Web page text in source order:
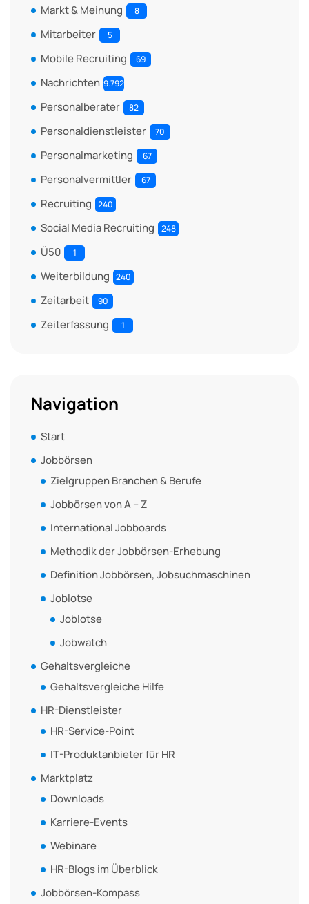
Markt & Meinung 8
Mitarbeiter 5
Mobile Recruiting 69
Nachrichten 9.792
Personalberater 82
Personaldienstleister 70
Personalmarketing 67
Personalvermittler 67
Recruiting 240
Social Media Recruiting 248
Ü50 1
Weiterbildung 240
Zeitarbeit 90
Zeiterfassung 1
Navigation
Start
Jobbörsen
Zielgruppen Branchen & Berufe
Jobbörsen von A – Z
International Jobboards
Methodik der Jobbörsen-Erhebung
Definition Jobbörsen, Jobsuchmaschinen
Joblotse
Joblotse
Jobwatch
Gehaltsvergleiche
Gehaltsvergleiche Hilfe
HR-Dienstleister
HR-Service-Point
IT-Produktanbieter für HR
Marktplatz
Downloads
Karriere-Events
Webinare
HR-Blogs im Überblick
Jobbörsen-Kompass